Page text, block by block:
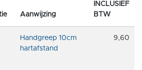
Aanwijzing
INCLUSIEF
BTW
Handgreep 10cm
hartafstand
9,60